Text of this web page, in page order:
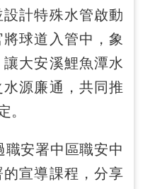
計特殊水管啟動
球道入管中，象
大安溪鯉魚潭水
源廉通，共同推
。
安署中區職安中
宣導課程，分享